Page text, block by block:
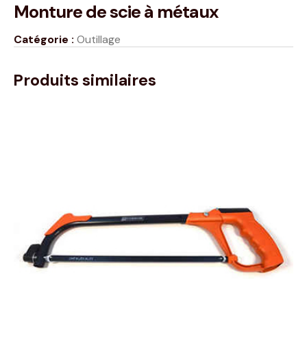
Monture de scie à métaux
Catégorie : Outillage
Produits similaires